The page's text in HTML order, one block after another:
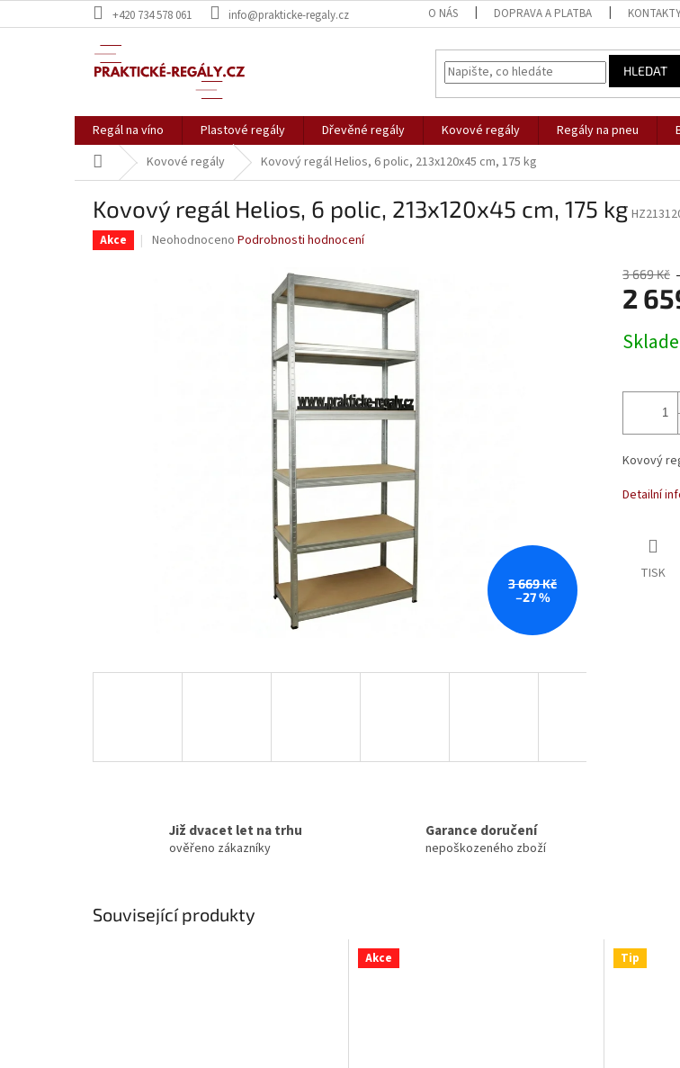
na
+420 734 578 061 info@prakticke-regaly.cz O NÁS DOPRAVA A PLATBA
HLEDAT
Regál na víno Plastové regály Dřevěné regály Kovové regály Regály na pneu
Domů Kovové regály Kovový regál Helios, 6 polic, 213x120x45 cm, 175 kg
Kovový regál Helios, 6 polic, 213x120x45 cm, 175 kg
Akce
Průměrné
Neohodnoceno Podrobnosti hodnocení
3 669 Kč
–27 %
3 669 Kč
2
cena:
Kovový
Detailní
TISK
Již dvacet let na trhu
ověřeno zákazníky
Garance doručení
nepoškozeného zboží
Související produkty
Akce Tip